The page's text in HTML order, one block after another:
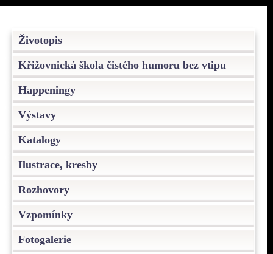
Životopis
Křižovnická škola čistého humoru bez vtipu
Happeningy
Výstavy
Katalogy
Ilustrace, kresby
Rozhovory
Vzpomínky
Fotogalerie